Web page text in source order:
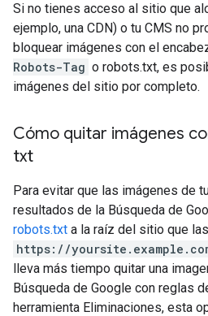
Si no tienes acceso al sitio que
ejemplo, una CDN) o tu CMS no
bloquear imágenes con el
Robots-Tag o robots.txt, es
imágenes del sitio por completo.
Cómo quitar imágenes
txt
Para evitar que las imágenes de
resultados de la Búsqueda de
robots.txt a la raíz del sitio que
https://
lleva más tiempo quitar una
Búsqueda de Google con reglas
herramienta Eliminaciones, esta